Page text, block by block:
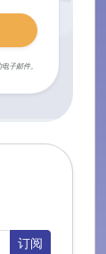
子邮件。